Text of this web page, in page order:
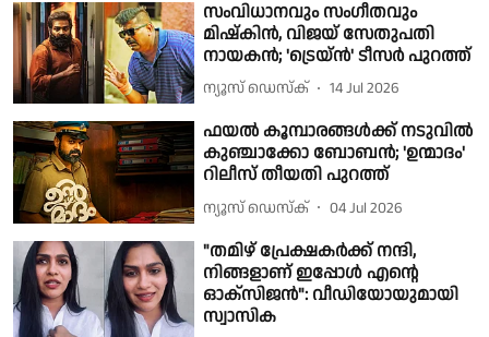
സംവിധാനവും സംഗീതവും
മിഷ്‌കിൻ, വിജയ് സേതുപതി
നായകൻ; 'ട്രെയ്‌ൻ' ടീസർ പുറത്ത്
ന്യൂസ് ഡെസ്ക് 14 Jul 2026
ഫയൽ കൂമ്പാരങ്ങൾക്ക് നടുവിൽ
കുഞ്ചാക്കോ ബോബൻ; 'ഉന്മാദം'
റിലീസ് തീയതി പുറത്ത്
ന്യൂസ് ഡെസ്ക് 04 Jul 2026
"തമിഴ് പ്രേക്ഷകർക്ക് നന്ദി,
നിങ്ങളാണ് ഇപ്പോൾ എന്റെ
ഓക്സിജൻ": വീഡിയോയുമായി
സ്വാസിക